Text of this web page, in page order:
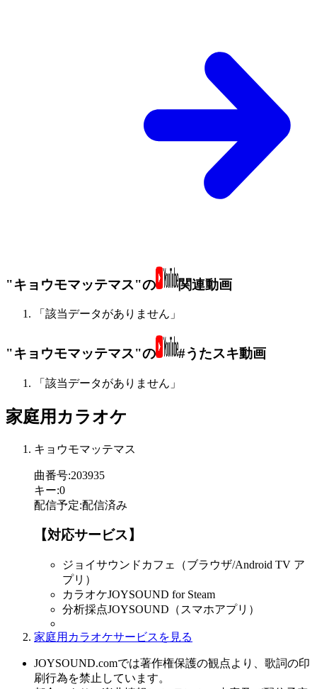
"キョウモマッテマス"の 関連動画
「該当データがありません」
"キョウモマッテマス"の #うたスキ動画
「該当データがありません」
家庭用カラオケ
キョウモマッテマス
曲番号:203935
キー:0
配信予定:配信済み
【対応サービス】
ジョイサウンドカフェ（ブラウザ/Android TV ア
プリ）
カラオケJOYSOUND for Steam
分析採点JOYSOUND（スマホアプリ）
家庭用カラオケサービスを見る
JOYSOUND.comでは著作権保護の観点より、歌詞の印
刷行為を禁止しています。